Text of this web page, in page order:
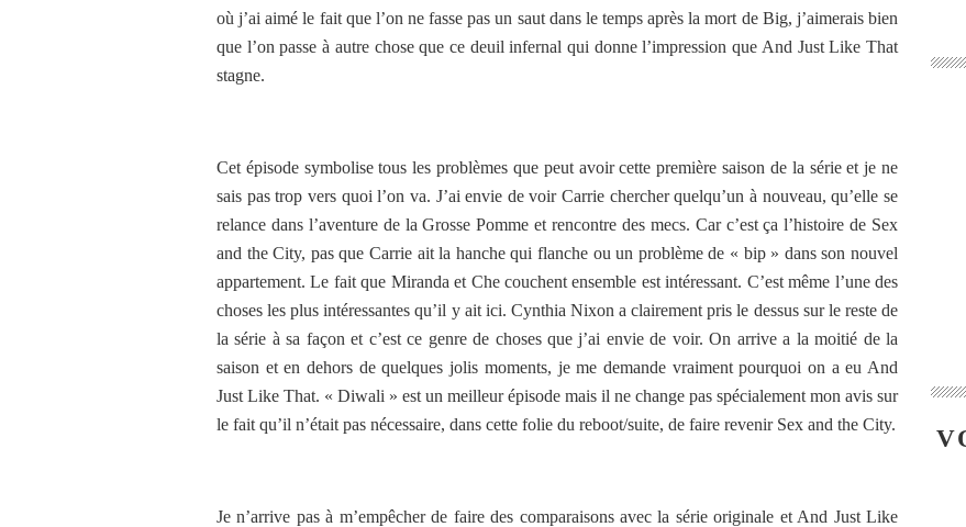
où j’ai aimé le fait que l’on ne fasse pas un saut dans le temps après la mort de Big, j’aimerais bien
que l’on passe à autre chose que ce deuil infernal qui donne l’impression que And Just Like That
stagne.
Cet épisode symbolise tous les problèmes que peut avoir cette première saison de la série et je ne
sais pas trop vers quoi l’on va. J’ai envie de voir Carrie chercher quelqu’un à nouveau, qu’elle se
relance dans l’aventure de la Grosse Pomme et rencontre des mecs. Car c’est ça l’histoire de Sex
and the City, pas que Carrie ait la hanche qui flanche ou un problème de « bip » dans son nouvel
appartement. Le fait que Miranda et Che couchent ensemble est intéressant. C’est même l’une des
choses les plus intéressantes qu’il y ait ici. Cynthia Nixon a clairement pris le dessus sur le reste de
la série à sa façon et c’est ce genre de choses que j’ai envie de voir. On arrive a la moitié de la
saison et en dehors de quelques jolis moments, je me demande vraiment pourquoi on a eu And
Just Like That. « Diwali » est un meilleur épisode mais il ne change pas spécialement mon avis sur
le fait qu’il n’était pas nécessaire, dans cette folie du reboot/suite, de faire revenir Sex and the City.
Je n’arrive pas à m’empêcher de faire des comparaisons avec la série originale et And Just Like